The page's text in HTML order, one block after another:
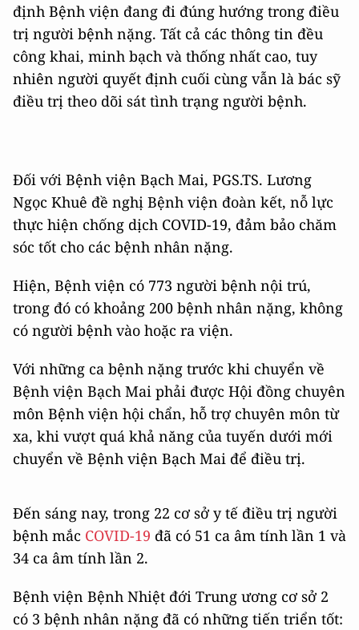
định Bệnh viện đang đi đúng hướng trong điều
trị người bệnh nặng. Tất cả các thông tin đều
công khai, minh bạch và thống nhất cao, tuy
nhiên người quyết định cuối cùng vẫn là bác sỹ
điều trị theo dõi sát tình trạng người bệnh.
Đối với Bệnh viện Bạch Mai, PGS.TS. Lương
Ngọc Khuê đề nghị Bệnh viện đoàn kết, nỗ lực
thực hiện chống dịch COVID-19, đảm bảo chăm
sóc tốt cho các bệnh nhân nặng.
Hiện, Bệnh viện có 773 người bệnh nội trú,
trong đó có khoảng 200 bệnh nhân nặng, không
có người bệnh vào hoặc ra viện.
Với những ca bệnh nặng trước khi chuyển về
Bệnh viện Bạch Mai phải được Hội đồng chuyên
môn Bệnh viện hội chẩn, hỗ trợ chuyên môn từ
xa, khi vượt quá khả năng của tuyến dưới mới
chuyển về Bệnh viện Bạch Mai để điều trị.
Đến sáng nay, trong 22 cơ sở y tế điều trị người
bệnh mắc COVID-19 đã có 51 ca âm tính lần 1 và
34 ca âm tính lần 2.
Bệnh viện Bệnh Nhiệt đới Trung ương cơ sở 2
có 3 bệnh nhân nặng đã có những tiến triển tốt: